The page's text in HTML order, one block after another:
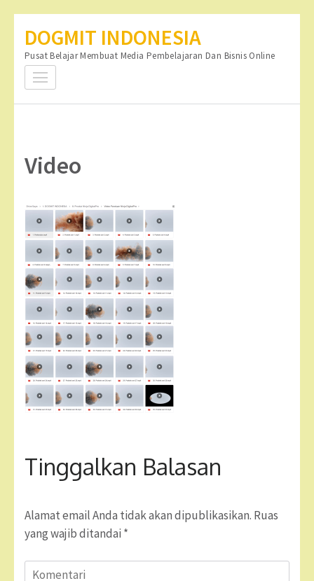
konten
(Tekan
DOGMIT INDONESIA
Pusat Belajar Membuat Media Pembelajaran Dan Bisnis Online
Video
Tinggalkan Balasan
Alamat email Anda tidak akan dipublikasikan. Ruas
yang wajib ditandai *
Komentari